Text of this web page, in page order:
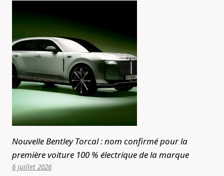
Nouvelle Bentley Torcal : nom confirmé pour la
première voiture 100 % électrique de la marque
6 juillet 2026